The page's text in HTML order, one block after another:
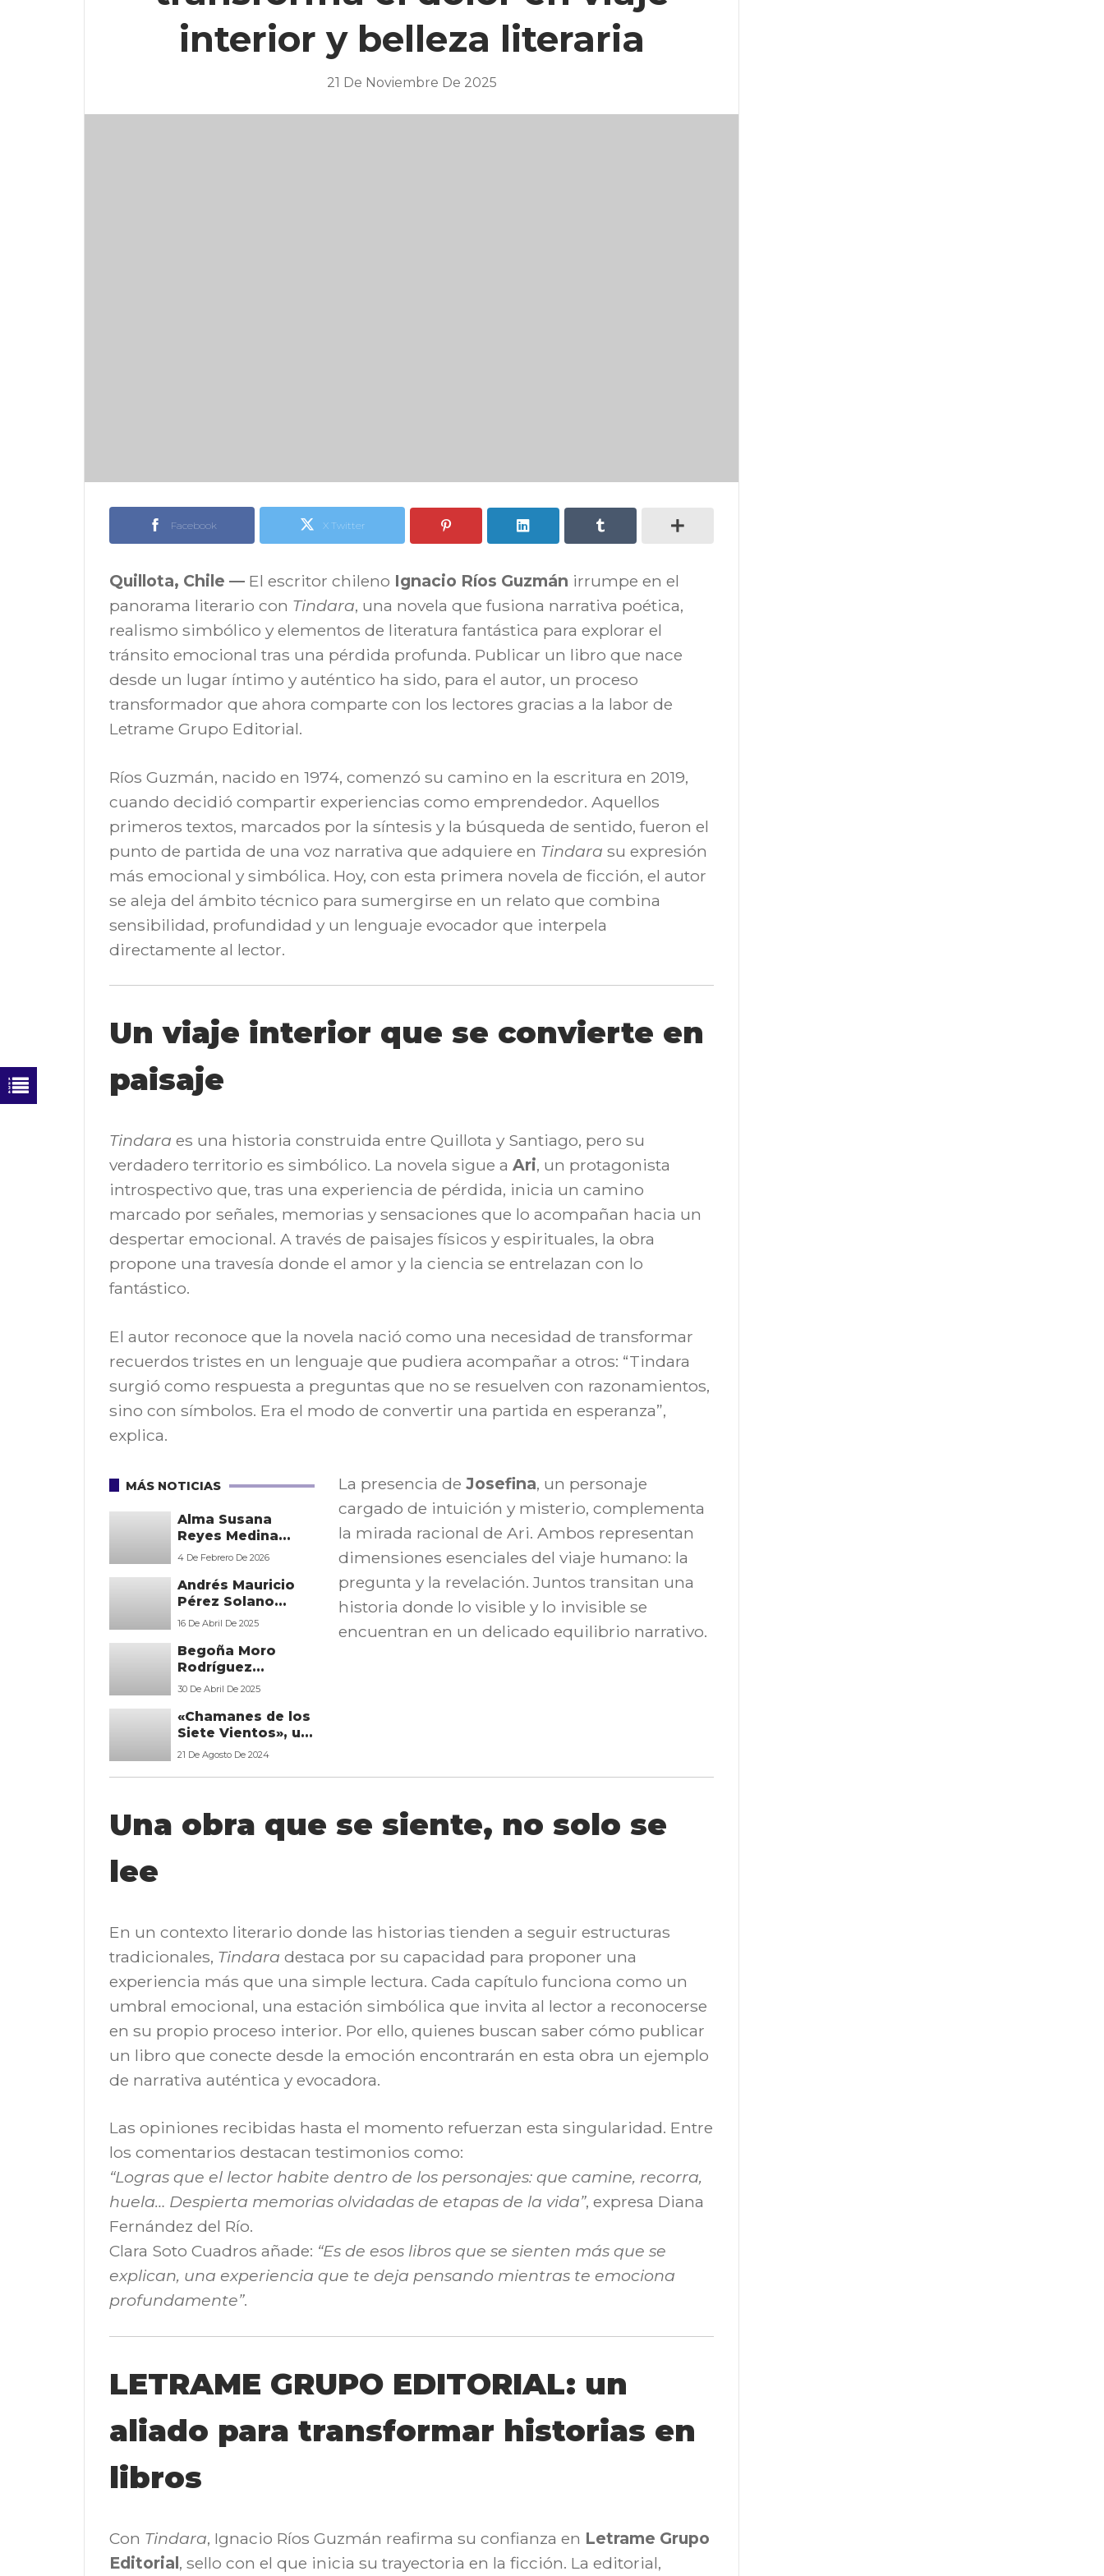
interior y belleza literaria
21 De Noviembre De 2025
Facebook X Twitter
Quillota, Chile — El escritor chileno Ignacio Ríos Guzmán irrumpe en el
panorama literario con Tindara, una novela que fusiona narrativa poética,
realismo simbólico y elementos de literatura fantástica para explorar el
tránsito emocional tras una pérdida profunda. Publicar un libro que nace
desde un lugar íntimo y auténtico ha sido, para el autor, un proceso
transformador que ahora comparte con los lectores gracias a la labor de
Letrame Grupo Editorial.
Ríos Guzmán, nacido en 1974, comenzó su camino en la escritura en 2019,
cuando decidió compartir experiencias como emprendedor. Aquellos
primeros textos, marcados por la síntesis y la búsqueda de sentido, fueron el
punto de partida de una voz narrativa que adquiere en Tindara su expresión
más emocional y simbólica. Hoy, con esta primera novela de ficción, el autor
se aleja del ámbito técnico para sumergirse en un relato que combina
sensibilidad, profundidad y un lenguaje evocador que interpela
directamente al lector.
Un viaje interior que se convierte en
paisaje
Tindara es una historia construida entre Quillota y Santiago, pero su
verdadero territorio es simbólico. La novela sigue a Ari, un protagonista
introspectivo que, tras una experiencia de pérdida, inicia un camino
marcado por señales, memorias y sensaciones que lo acompañan hacia un
despertar emocional. A través de paisajes físicos y espirituales, la obra
propone una travesía donde el amor y la ciencia se entrelazan con lo
fantástico.
El autor reconoce que la novela nació como una necesidad de transformar
recuerdos tristes en un lenguaje que pudiera acompañar a otros: “Tindara
surgió como respuesta a preguntas que no se resuelven con razonamientos,
sino con símbolos. Era el modo de convertir una partida en esperanza”,
explica.
MÁS NOTICIAS
Alma Susana
Reyes Medina
impulsa la
con una
propuesta íntima
y transformadora
4 De Febrero De 2026
Andrés Mauricio
Pérez Solano
irrumpe en el
con una
impactante
novela de ciencia
16 De Abril De 2025
Begoña Moro
Rodríguez
emociona en Sant
“Al borde del
suicidio. Un libro
para quienes han
aún siguen aquí”
30 De Abril De 2025
«Chamanes de los
Siete Vientos», un
viaje literario y
Txalipongo
21 De Agosto De 2024
La presencia de Josefina, un personaje
cargado de intuición y misterio, complementa
la mirada racional de Ari. Ambos representan
dimensiones esenciales del viaje humano: la
pregunta y la revelación. Juntos transitan una
historia donde lo visible y lo invisible se
encuentran en un delicado equilibrio narrativo.
Una obra que se siente, no solo se
lee
En un contexto literario donde las historias tienden a seguir estructuras
tradicionales, Tindara destaca por su capacidad para proponer una
experiencia más que una simple lectura. Cada capítulo funciona como un
umbral emocional, una estación simbólica que invita al lector a reconocerse
en su propio proceso interior. Por ello, quienes buscan saber cómo publicar
un libro que conecte desde la emoción encontrarán en esta obra un ejemplo
de narrativa auténtica y evocadora.
Las opiniones recibidas hasta el momento refuerzan esta singularidad. Entre
los comentarios destacan testimonios como:
“Logras que el lector habite dentro de los personajes: que camine, recorra,
huela… Despierta memorias olvidadas de etapas de la vida”, expresa Diana
Fernández del Río.
Clara Soto Cuadros añade: “Es de esos libros que se sienten más que se
explican, una experiencia que te deja pensando mientras te emociona
profundamente”.
LETRAME GRUPO EDITORIAL: un
aliado para transformar historias en
libros
Con Tindara, Ignacio Ríos Guzmán reafirma su confianza en Letrame Grupo
Editorial, sello con el que inicia su trayectoria en la ficción. La editorial,